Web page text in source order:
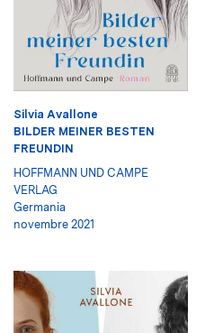
Silvia Avallone
BILDER MEINER BESTEN
FREUNDIN
HOFFMANN UND CAMPE
VERLAG
Germania
novembre 2021